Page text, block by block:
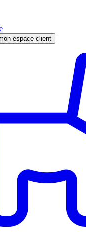
espace client